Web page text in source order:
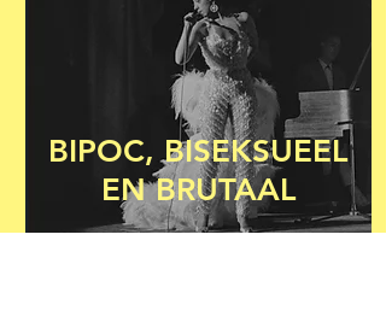
BIPOC, BISEKSUEEL
EN BRUTAAL